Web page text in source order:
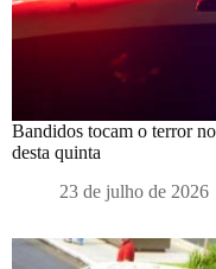
Bandidos tocam o terror
desta quinta
23 de julho de 2026